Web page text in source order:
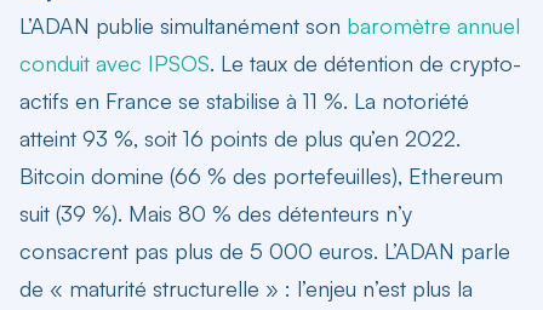
L’ADAN publie simultanément son baromètre annuel
conduit avec IPSOS. Le taux de détention de crypto-
actifs en France se stabilise à 11 %. La notoriété
atteint 93 %, soit 16 points de plus qu’en 2022.
Bitcoin domine (66 % des portefeuilles), Ethereum
suit (39 %). Mais 80 % des détenteurs n’y
consacrent pas plus de 5 000 euros. L’ADAN parle
de « maturité structurelle » : l’enjeu n’est plus la